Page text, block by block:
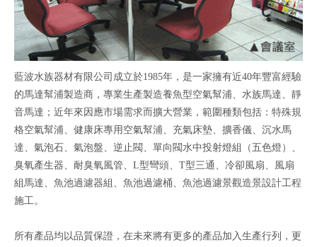
藍波水族器材有限公司成立於1985年，是一家擁有近40年豐富經驗
的馬達幫浦製造商，專業生產製造養魚型空氣幫浦、水族馬達、靜
音馬達；近年來因應市場需求而擴大營業，範圍種類包括：特殊規
格空氣幫浦、健康床專用空氣幫浦、充氣床墊、擴香儀、沉水馬
達、氣泡石、氣泡盤、逆止閥、單向閥水中投射燈組（五色燈）、
臭氧產生器、耐臭氧風管、L型彎頭、T型三通、冷卻風扇、風扇
組馬達、魚池過濾器組、魚池過濾桶、魚池過濾景觀造景設計工程
施工。
所有產品均以品質保證，在未來將有更多的產品加入生產行列，更